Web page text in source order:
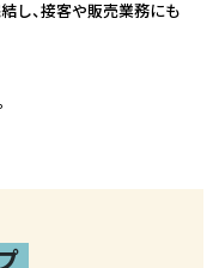
し、接客や販売業務にも